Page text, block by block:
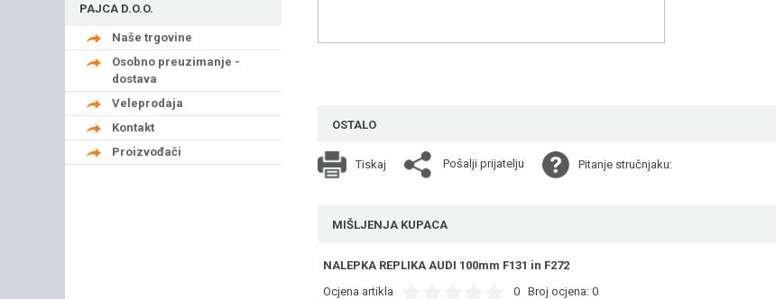
PAJCA D.O.O.
Naše trgovine
Osobno preuzimanje -
dostava
Veleprodaja
Kontakt
Proizvođači
OSTALO
Tiskaj Pošalji prijatelju Pitanje stručnjaku:
MIŠLJENJA KUPACA
NALEPKA REPLIKA AUDI 100mm F131 in F272
Ocjena artikla
0 Broj ocjena: 0